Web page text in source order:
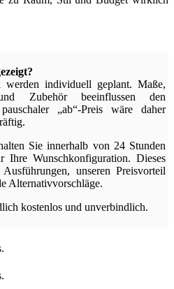
werden individuell geplant. Maße,
Zubehör beeinflussen den
„ab“-Preis wäre daher
Sie innerhalb von 24 Stunden
Ihre Wunschkonfiguration. Dieses
unseren Preisvorteil
Alternativvorschläge.
kostenlos und unverbindlich.